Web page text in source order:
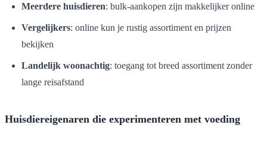
Meerdere huisdieren: bulk-aankopen zijn makkelijker online
Vergelijkers: online kun je rustig assortiment en prijzen
bekijken
Landelijk woonachtig: toegang tot breed assortiment zonder
lange reisafstand
Huisdiereigenaren die experimenteren met voeding